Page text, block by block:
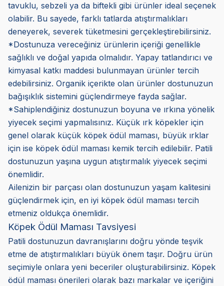
tavuklu, sebzeli ya da biftekli gibi ürünler ideal seçenek
olabilir. Bu sayede, farklı tatlarda atıştırmalıkları
deneyerek, severek tüketmesini gerçekleştirebilirsiniz.
*Dostunuza vereceğiniz ürünlerin içeriği genellikle
sağlıklı ve doğal yapıda olmalıdır. Yapay tatlandırıcı ve
kimyasal katkı maddesi bulunmayan ürünler tercih
edebilirsiniz. Organik içerikte olan ürünler dostunuzun
bağışıklık sistemini güçlendirmeye fayda sağlar.
*Sahiplendiğiniz dostunuzun boyuna ve ırkına yönelik
yiyecek seçimi yapmalısınız. Küçük ırk köpekler için
genel olarak küçük köpek ödül maması, büyük ırklar
için ise köpek ödül maması kemik tercih edilebilir. Patili
dostunuzun yaşına uygun atıştırmalık yiyecek seçimi
önemlidir.
Ailenizin bir parçası olan dostunuzun yaşam kalitesini
güçlendirmek için, en iyi köpek ödül maması tercih
etmeniz oldukça önemlidir.
Köpek Ödül Maması Tavsiyesi
Patili dostunuzun davranışlarını doğru yönde teşvik
etme de atıştırmalıkları büyük önem taşır. Doğru ürün
seçimiyle onlara yeni beceriler oluşturabilirsiniz. Köpek
ödül maması önerileri olarak bazı markalar ve içeriğini